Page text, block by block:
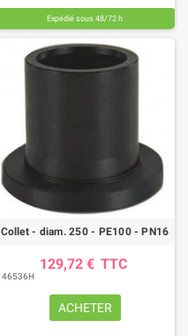
Expédié sous 48/72 h
Collet - diam. 250 - PE100 - PN16
129,72 € TTC
46536H
ACHETER